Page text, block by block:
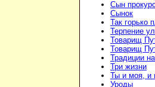
Сын
Сынок
Так горько
Терпение
Товарищ
Товарищ
Традиции
Три жизни
Ты и моя, и
Уроды